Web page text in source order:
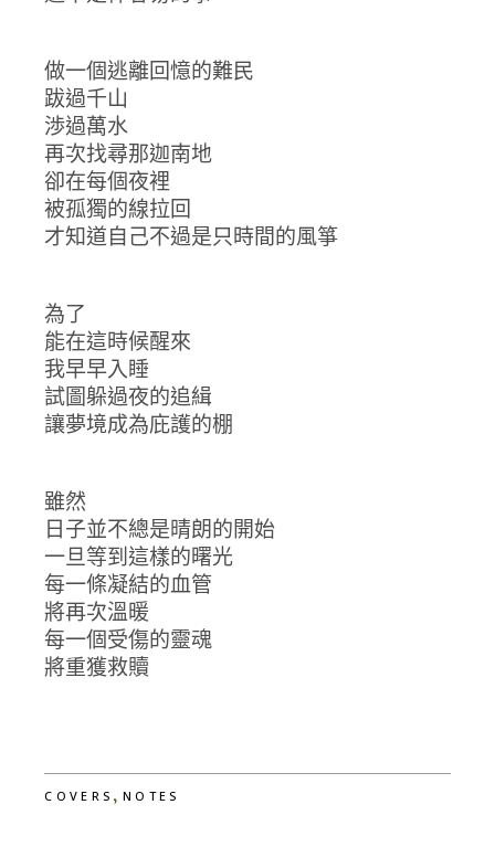
做一個逃離回憶的難民
跋過千山
渉過萬水
再次找尋那迦南地
卻在每個夜裡
被孤獨的線拉回
才知道自己不過是只時間的風箏
為了
能在這時候醒來
我早早入睡
試圖躲過夜的追緝
讓夢境成為庇護的棚
雖然
日子並不總是晴朗的開始
一旦等到這樣的曙光
每一條凝結的血管
將再次溫暖
每一個受傷的靈魂
將重獲救贖
COVERS ,NOTES